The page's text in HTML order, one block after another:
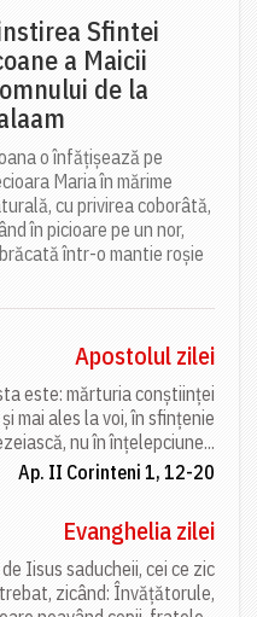
Sfintei
a Maicii
de la
o înfățișează pe
Maria în mărime
cu privirea coborâtă,
în picioare pe un nor,
într-o mantie roșie
Apostolul zilei
este: mărturia conștiinței
mai ales la voi, în sfințenie
nu în înțelepciune...
Ap. II Corinteni 1, 12-20
Evanghelia zilei
Iisus saducheii, cei ce zic
zicând: Învățătorule,